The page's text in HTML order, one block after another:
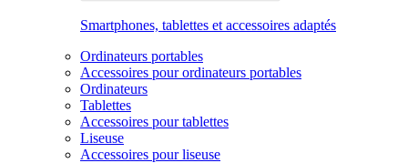
Smartphones, tablettes et accessoires adaptés
Ordinateurs portables
Accessoires pour ordinateurs portables
Ordinateurs
Tablettes
Accessoires pour tablettes
Liseuse
Accessoires pour liseuse